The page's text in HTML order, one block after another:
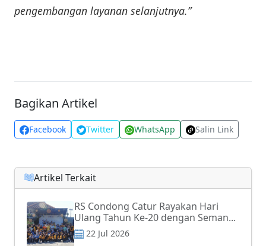
pengembangan layanan selanjutnya.”
Bagikan Artikel
Facebook Twitter WhatsApp Salin Link
Artikel Terkait
RS Condong Catur Rayakan Hari
Ulang Tahun Ke-20 dengan Seman...
22 Jul 2026